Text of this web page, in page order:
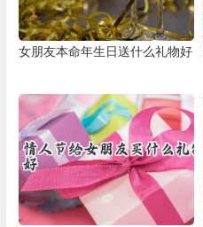
女朋友本命年生日送什么礼物好